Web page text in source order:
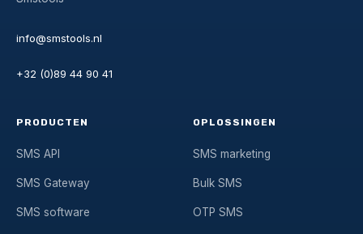
info@smstools.nl
+32 (0)89 44 90 41
PRODUCTEN
SMS API
SMS Gateway
SMS software
OPLOSSINGEN
SMS marketing
Bulk SMS
OTP SMS